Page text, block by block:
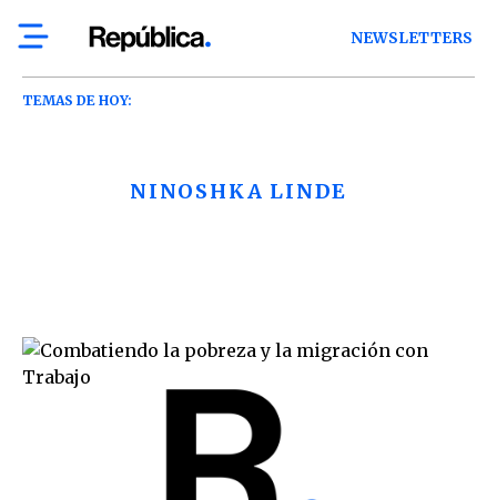
NEWSLETTERS
TEMAS DE HOY:
NINOSHKA LINDE